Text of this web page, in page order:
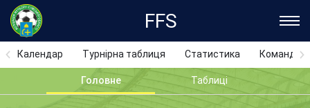
FFS
Календар Турнірна таблиця Статистика Команди
Головне Таблиці